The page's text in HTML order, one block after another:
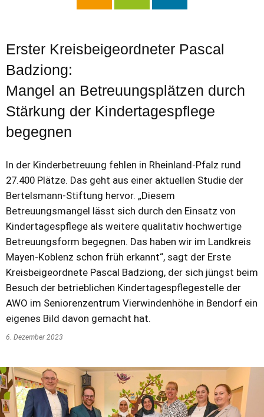
Erster Kreisbeigeordneter Pascal
Badziong:
Mangel an Betreuungsplätzen durch
Stärkung der Kindertagespflege
begegnen
In der Kinderbetreuung fehlen in Rheinland-Pfalz rund
27.400 Plätze. Das geht aus einer aktuellen Studie der
Bertelsmann-Stiftung hervor. „Diesem
Betreuungsmangel lässt sich durch den Einsatz von
Kindertagespflege als weitere qualitativ hochwertige
Betreuungsform begegnen. Das haben wir im Landkreis
Mayen-Koblenz schon früh erkannt“, sagt der Erste
Kreisbeigeordnete Pascal Badziong, der sich jüngst beim
Besuch der betrieblichen Kindertagespflegestelle der
AWO im Seniorenzentrum Vierwindenhöhe in Bendorf ein
eigenes Bild davon gemacht hat.
6. Dezember 2023